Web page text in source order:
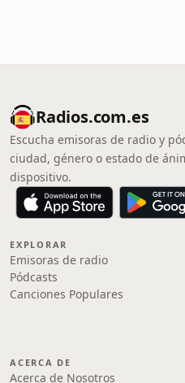
Radios.com.es
Escucha emisoras de radio y
ciudad, género o estado de
dispositivo.
EXPLORAR
Emisoras de radio
Pódcasts
Canciones Populares
ACERCA DE
Acerca de Nosotros